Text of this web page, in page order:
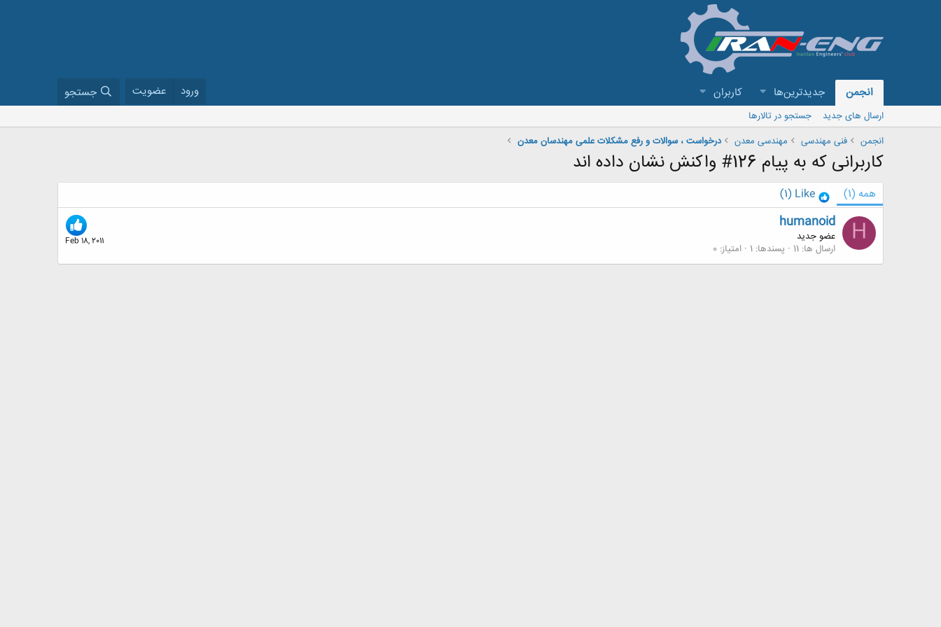
انجمن جدیدترین‌ها کاربران ورود عضویت جستجو
ارسال های جدید
جستجو در تالارها
انجمن
فنی مهندسی مهندسی معدن درخواست ، سوالات و رفع مشکلات علمی مهندسان معدن
کاربرانی که به پیام 126# واکنش نشان داده اند
همه (1)
Like
(1)
H
Feb 18, 2011
humanoid
عضو جدید
ارسال ها 11 پسندها 1 امتیاز 0